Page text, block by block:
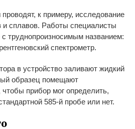
к примеру, исследование
и сплавов. Работы специалисты
с труднопроизносимым названием:
спектрометр.
в устройство заливают жидкий
образец помещают
прибор мог определить,
585-йпробе или нет.